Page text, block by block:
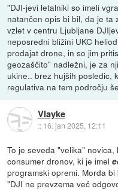
"DJI-jevi letalniki so imeli
natančen opis bi bil, da je ta
vzlet v centru Ljubljane
neposredni bližini UKC
prodajat drone, in so jim
geozaščito" nadležni, je za
ukine.. brez hujših posledic,
regulativa na tem področju
Vlayke
:: 16. jan 2025, 12:11
To je seveda "velika"
consumer dronov, ki je imel
programski opremi. Morda
"DJI ne prevzema več